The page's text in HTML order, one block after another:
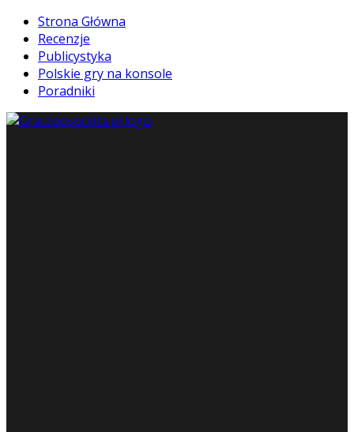
Strona Główna
Recenzje
Publicystyka
Polskie gry na konsole
Poradniki